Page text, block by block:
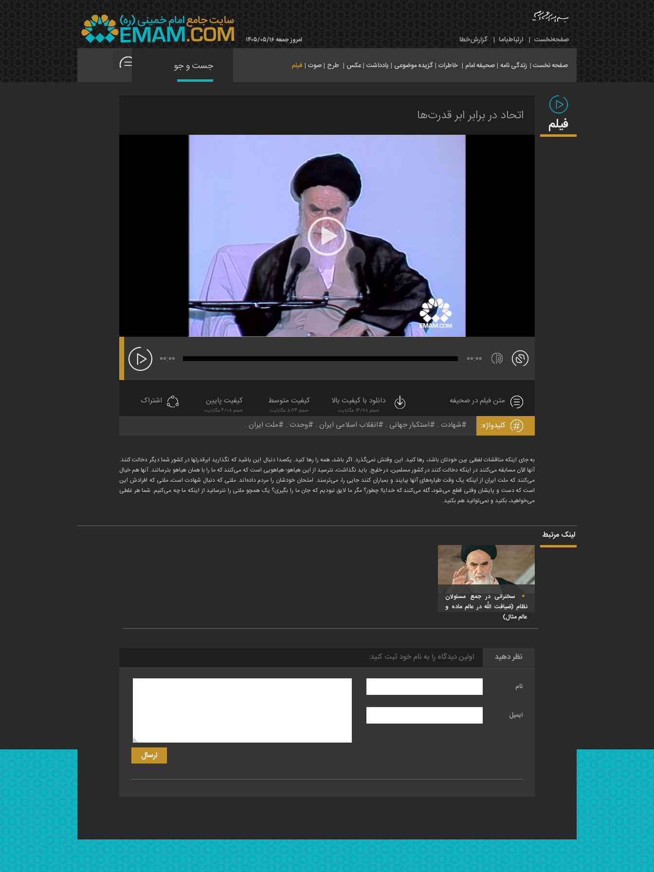
صفحه‌نخست | ارتباط‌با‌ما | گزارش‌خطا امروز جمعه ۱۴۰۵/۰۵/۱۶
صفحه نخست | زندگی نامه |صحیفه امام | خاطرات |گزیده موضوعی | یادداشت |عکس | طرح |صوت | فیلم
فیلم اتحاد در برابر ابر قدرت‌ها
00:00 00:00
متن فیلم در صحیفه دانلود با کیفیت بالا
حجم 14/78 مگابایت
کیفیت متوسط
حجم 8/24 مگابایت
کیفیت پایین
حجم 4/08 مگابایت
اشتراک
کلیدواژه: شهادت استکبار جهانی انقلاب اسلامی ایران وحدت ملت ایران
به جای اینکه مناقشات لفظی بین خودتان باشد، رها کنید. این وقتش نمی‌گذرد. اگر باشد، همه را رها کنید. یکصدا دنبال این باشید که نگذارید ابرقدرتها در کشور شما دیگر دخالت کنند.
آنها الآن مسابقه می‌کنند در اینکه دخالت کنند در کشور مسلمین، در خلیج. باید نگذاشت، نترسید از این‌ هیاهو؛ هیاهویی است که می‌کنند که ما را با همان هیاهو بترسانند. آنها هم خیال
می‌کنند که ملت ایران از اینکه یک وقت طیاره‌های آنها بیایند و بمباران کنند جایی را، می‌ترسند. امتحان خودشان را مردم داده‌اند. ملتی که دنبال شهادت است، ملتی که افرادش این
است که دست و پایشان وقتی قطع می‌شود، گله می‌کنند که خدایا! چطور؟ مگر ما لایق نبودیم که جان ما را بگیری؟ یک همچو ملتی را نترسانید از اینکه ما چه می‌کنیم. شما هر غلطی
می‌خواهید، بکنید و نمی‌توانید هم بکنید.
لینک مرتبط
سخنرانی در جمع مسئولان
نظام (ضیافت اللَّه در عالم ماده و
عالم مثال)
نظر دهید اولین دیدگاه را به نام خود ثبت کنید:
نام
ایمیل